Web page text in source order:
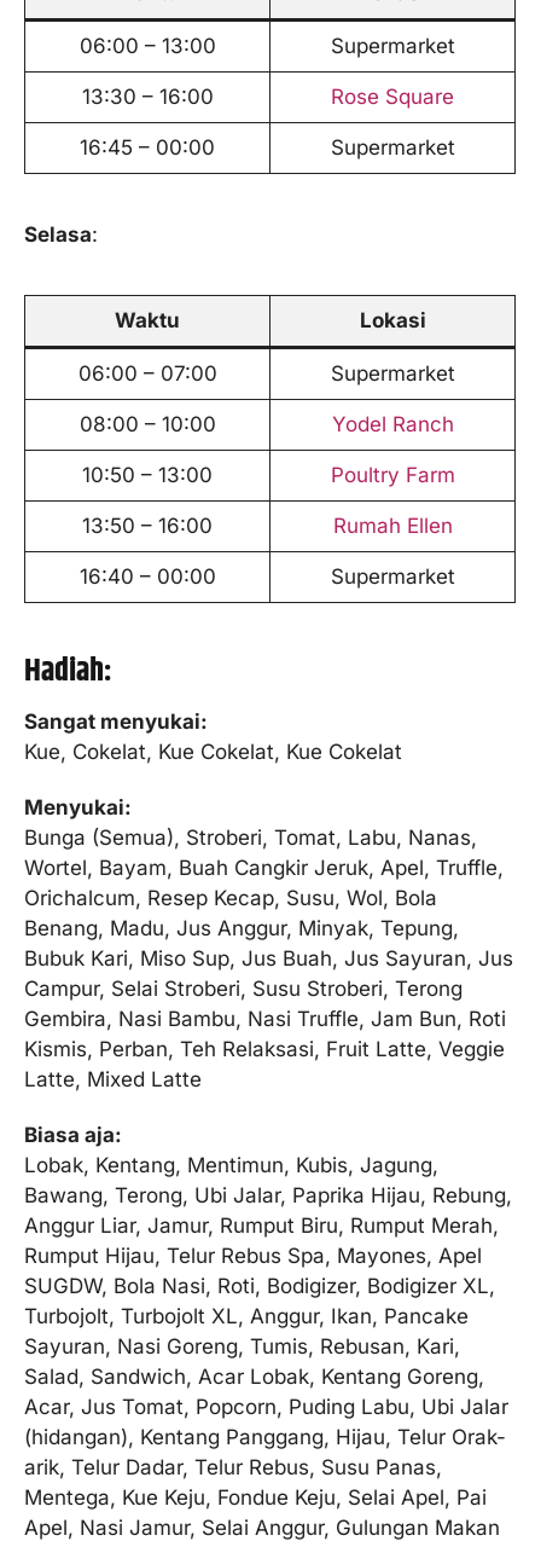
06:00 – 13:00 Supermarket
13:30 – 16:00 Rose Square
16:45 – 00:00 Supermarket
Selasa:
Waktu Lokasi
06:00 – 07:00 Supermarket
08:00 – 10:00 Yodel Ranch
10:50 – 13:00 Poultry Farm
13:50 – 16:00 Rumah Ellen
16:40 – 00:00 Supermarket
Hadiah:
Sangat menyukai:
Kue, Cokelat, Kue Cokelat, Kue Cokelat
Menyukai:
Bunga (Semua), Stroberi, Tomat, Labu, Nanas,
Wortel, Bayam, Buah Cangkir Jeruk, Apel, Truffle,
Orichalcum, Resep Kecap, Susu, Wol, Bola
Benang, Madu, Jus Anggur, Minyak, Tepung,
Bubuk Kari, Miso Sup, Jus Buah, Jus Sayuran, Jus
Campur, Selai Stroberi, Susu Stroberi, Terong
Gembira, Nasi Bambu, Nasi Truffle, Jam Bun, Roti
Kismis, Perban, Teh Relaksasi, Fruit Latte, Veggie
Latte, Mixed Latte
Biasa aja:
Lobak, Kentang, Mentimun, Kubis, Jagung,
Bawang, Terong, Ubi Jalar, Paprika Hijau, Rebung,
Anggur Liar, Jamur, Rumput Biru, Rumput Merah,
Rumput Hijau, Telur Rebus Spa, Mayones, Apel
SUGDW, Bola Nasi, Roti, Bodigizer, Bodigizer XL,
Turbojolt, Turbojolt XL, Anggur, Ikan, Pancake
Sayuran, Nasi Goreng, Tumis, Rebusan, Kari,
Salad, Sandwich, Acar Lobak, Kentang Goreng,
Acar, Jus Tomat, Popcorn, Puding Labu, Ubi Jalar
(hidangan), Kentang Panggang, Hijau, Telur Orak-
arik, Telur Dadar, Telur Rebus, Susu Panas,
Mentega, Kue Keju, Fondue Keju, Selai Apel, Pai
Apel, Nasi Jamur, Selai Anggur, Gulungan Makan